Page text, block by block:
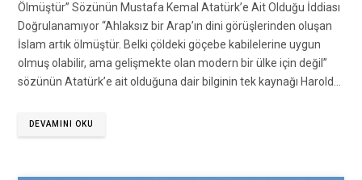
Ölmüştür” Sözünün Mustafa Kemal Atatürk’e Ait Olduğu İddiası
Doğrulanamıyor “Ahlaksız bir Arap’ın dini görüşlerinden oluşan
İslam artık ölmüştür. Belki çöldeki göçebe kabilelerine uygun
olmuş olabilir, ama gelişmekte olan modern bir ülke için değil”
sözünün Atatürk’e ait olduğuna dair bilginin tek kaynağı Harold…
DEVAMINI OKU